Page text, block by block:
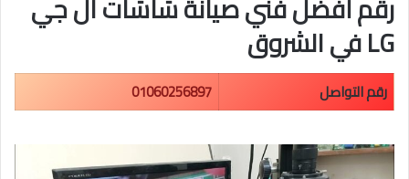
رقم أفضل فني صيانة شاشات ال جي
LG في الشروق
رقم التواصل 01060256897